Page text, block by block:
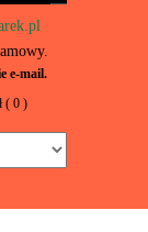
e-mail.
( 0 )